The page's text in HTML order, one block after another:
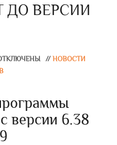
ДО ВЕРСИИ
// НОВОСТИ
версии 6.38